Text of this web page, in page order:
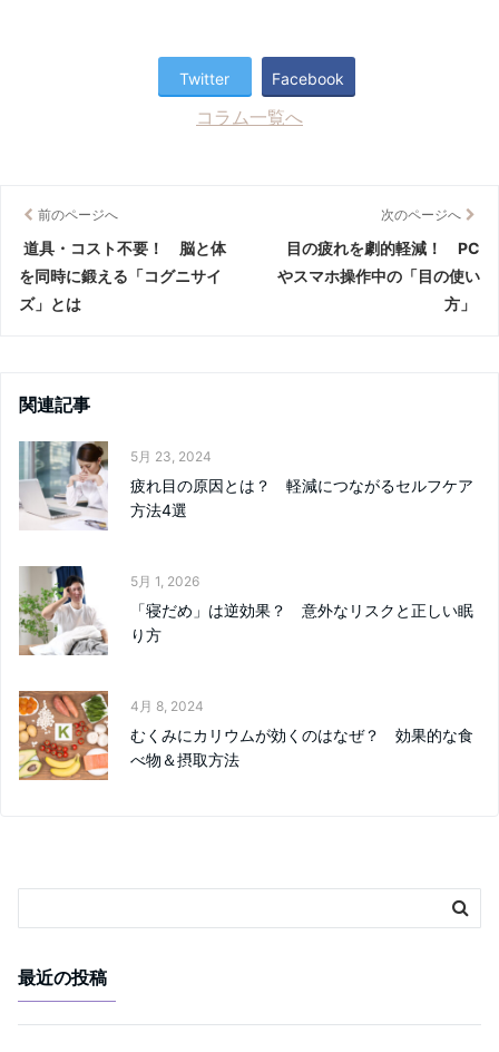
Twitter Facebook
コラム一覧へ
前のページへ
道具・コスト不要！ 脳と体
を同時に鍛える「コグニサイ
ズ」とは
次のページへ
目の疲れを劇的軽減！ PC
やスマホ操作中の「目の使い
方」
関連記事
5月 23, 2024
疲れ目の原因とは？ 軽減につながるセルフケア
方法4選
5月 1, 2026
「寝だめ」は逆効果？ 意外なリスクと正しい眠
り方
4月 8, 2024
むくみにカリウムが効くのはなぜ？ 効果的な食
べ物＆摂取方法
最近の投稿